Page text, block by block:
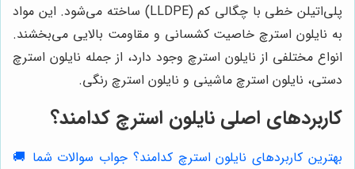
پلی‌اتیلن خطی با چگالی کم (LLDPE) ساخته می‌شود. این مواد
به نایلون استرچ خاصیت کشسانی و مقاومت بالایی می‌بخشند.
انواع مختلفی از نایلون استرچ وجود دارد، از جمله نایلون استرچ
دستی، نایلون استرچ ماشینی و نایلون استرچ رنگی.
کاربردهای اصلی نایلون استرچ کدامند؟
بهترین کاربردهای نایلون استرچ کدامند؟ جواب سوالات شما 🚚